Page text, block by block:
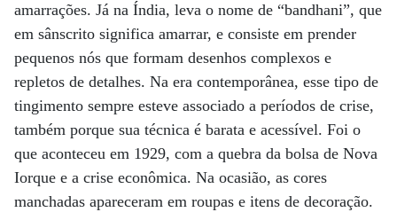
amarrações. Já na Índia, leva o nome de “bandhani”, que
em sânscrito significa amarrar, e consiste em prender
pequenos nós que formam desenhos complexos e
repletos de detalhes. Na era contemporânea, esse tipo de
tingimento sempre esteve associado a períodos de crise,
também porque sua técnica é barata e acessível. Foi o
que aconteceu em 1929, com a quebra da bolsa de Nova
Iorque e a crise econômica. Na ocasião, as cores
manchadas apareceram em roupas e itens de decoração.